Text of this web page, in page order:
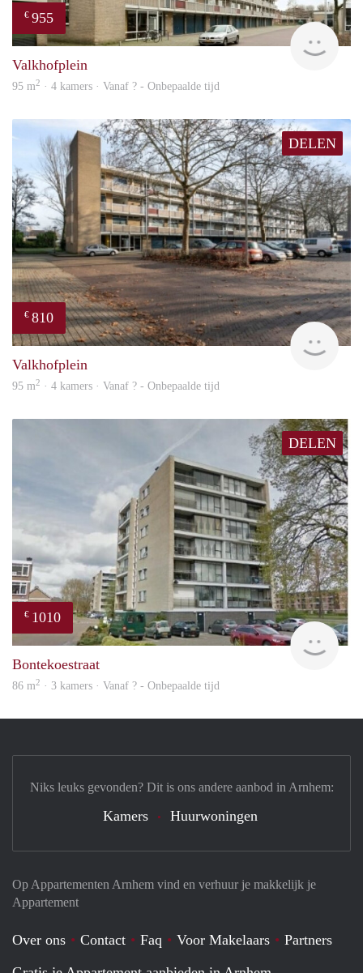
€ 955
Valkhofplein
95 m2 · 4 kamers · Vanaf ? - Onbepaalde tijd
DELEN
€ 810
Valkhofplein
95 m2 · 4 kamers · Vanaf ? - Onbepaalde tijd
DELEN
€ 1010
Bontekoestraat
86 m2 · 3 kamers · Vanaf ? - Onbepaalde tijd
Op Appartementen Arnhem vind en verhuur je makkelijk je
Appartement
Over ons Contact Faq Voor Makelaars
Partners
Niks leuks gevonden? Dit is ons andere aanbod in Arnhem:
Kamers Huurwoningen